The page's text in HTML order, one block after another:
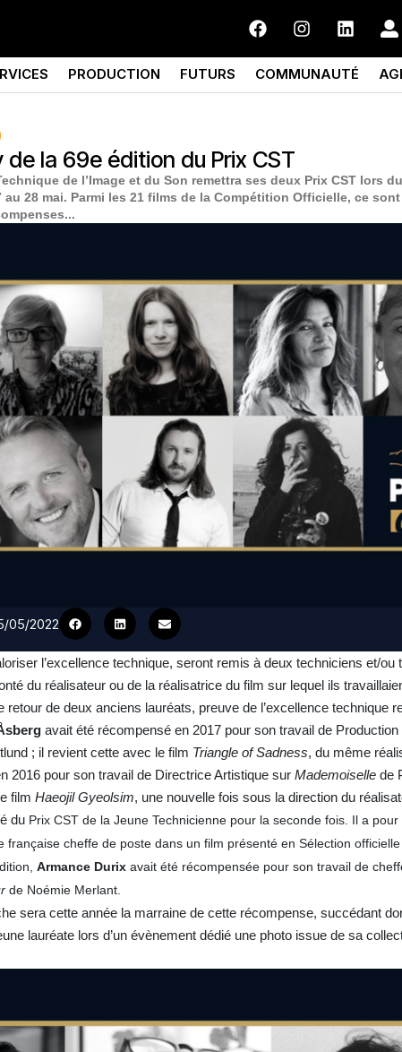
PRODUCTION FUTURS COMMUNAUTÉ
la 69e édition du Prix CST
de l’Image et du Son remettra ses deux Prix CST lors
28 mai. Parmi les 21 films de la Compétition Officielle, ce
05/2022
l’excellence technique, seront remis à deux techniciens et/ou
du réalisateur ou de la réalisatrice du film sur lequel ils
retour de deux anciens lauréats, preuve de l’excellence technique
avait été récompensé en 2017 pour son travail de
; il revient cette avec le film Triangle of Sadness, du même
2016 pour son travail de Directrice Artistique surMademoiselle de
filmHaeojil Gyeolsim, une nouvelle fois sous la direction du
du Prix CST de la Jeune Technicienne pour la seconde fois. Il a pour
française cheffe de poste dans un film présenté en Sélection
Armance Durix avait été récompensée pour son travail de
de Noémie Merlant.
sera cette année la marraine de cette récompense, succédant
lauréate lors d’un évènement dédié une photo issue de sa